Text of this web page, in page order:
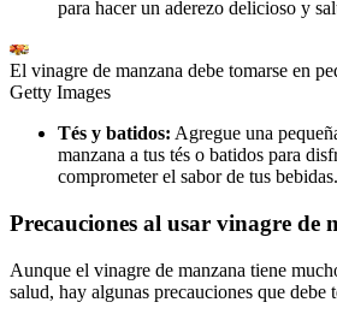
para hacer un aderezo delicioso y
El vinagre de manzana debe tomarse en
Getty Images
Tés y batidos: Agregue una
manzana a tus tés o batidos para
comprometer el sabor de tus bebidas.
Precauciones al usar vinagre de
Aunque el vinagre de manzana tiene
salud, hay algunas precauciones que debe